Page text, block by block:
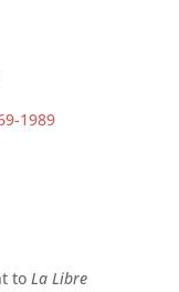
1989
to La Libre